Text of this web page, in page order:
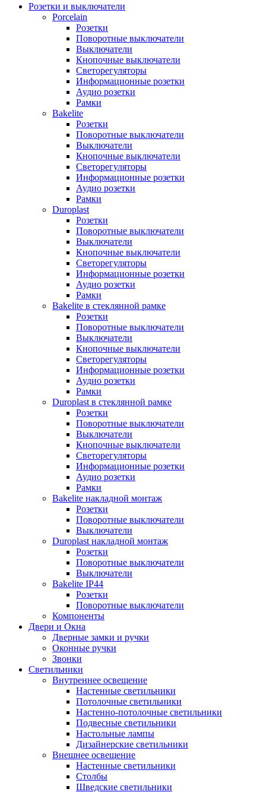
Розетки и выключатели
Porcelain
Розетки
Поворотные выключатели
Выключатели
Кнопочные выключатели
Светорегуляторы
Информационные розетки
Аудио розетки
Рамки
Bakelite
Розетки
Поворотные выключатели
Выключатели
Кнопочные выключатели
Светорегуляторы
Информационные розетки
Аудио розетки
Рамки
Duroplast
Розетки
Поворотные выключатели
Выключатели
Кнопочные выключатели
Светорегуляторы
Информационные розетки
Аудио розетки
Рамки
Bakelite в стеклянной рамке
Розетки
Поворотные выключатели
Выключатели
Кнопочные выключатели
Светорегуляторы
Информационные розетки
Аудио розетки
Рамки
Duroplast в стеклянной рамке
Розетки
Поворотные выключатели
Выключатели
Кнопочные выключатели
Светорегуляторы
Информационные розетки
Аудио розетки
Рамки
Bakelite накладной монтаж
Розетки
Поворотные выключатели
Выключатели
Duroplast накладной монтаж
Розетки
Поворотные выключатели
Выключатели
Bakelite IP44
Розетки
Поворотные выключатели
Компоненты
Двери и Окна
Дверные замки и ручки
Оконные ручки
Звонки
Светильники
Внутреннее освещение
Настенные светильники
Потолочные светильники
Настенно-потолочные светильники
Подвесные светильники
Настольные лампы
Дизайнерские светильники
Внешнее освещение
Настенные светильники
Столбы
Шведские светильники